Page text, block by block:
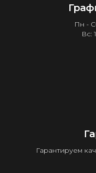
Пн -
Вс:
Гарантируем